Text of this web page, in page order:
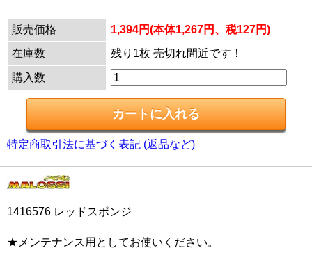
販売価格
1,394円(本体1,267円、税127円)
在庫数
残り1枚 売切れ間近です！
購入数
特定商取引法に基づく表記 (返品など)
1416576 レッドスポンジ
★メンテナンス用としてお使いください。